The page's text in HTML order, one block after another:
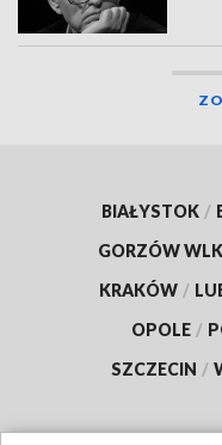
BIAŁYSTOK /
GORZÓW
KRAKÓW /
OPOLE /
SZCZECIN /